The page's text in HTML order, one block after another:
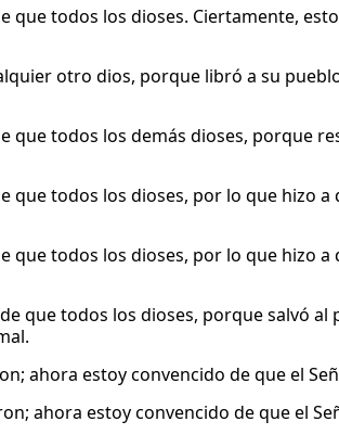
que todos los dioses. Ciertamente,
otro dios, porque libró a su
que todos los demás dioses, porque
que todos los dioses, por lo que hizo
que todos los dioses, por lo que hizo
que todos los dioses, porque salvó
ahora estoy convencido de que el
ahora estoy convencido de que el